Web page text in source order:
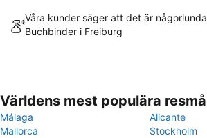
Våra kunder säger att det är
Buchbinder i Freiburg
Världens mest populära
Málaga
Alicante
Mallorca
Stockholm